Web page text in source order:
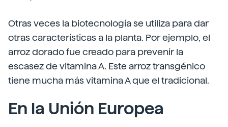
Otras veces la biotecnología se utiliza para dar
otras características a la planta. Por ejemplo, el
arroz dorado fue creado para prevenir la
escasez de vitamina A. Este arroz transgénico
tiene mucha más vitamina A que el tradicional.
En la Unión Europea